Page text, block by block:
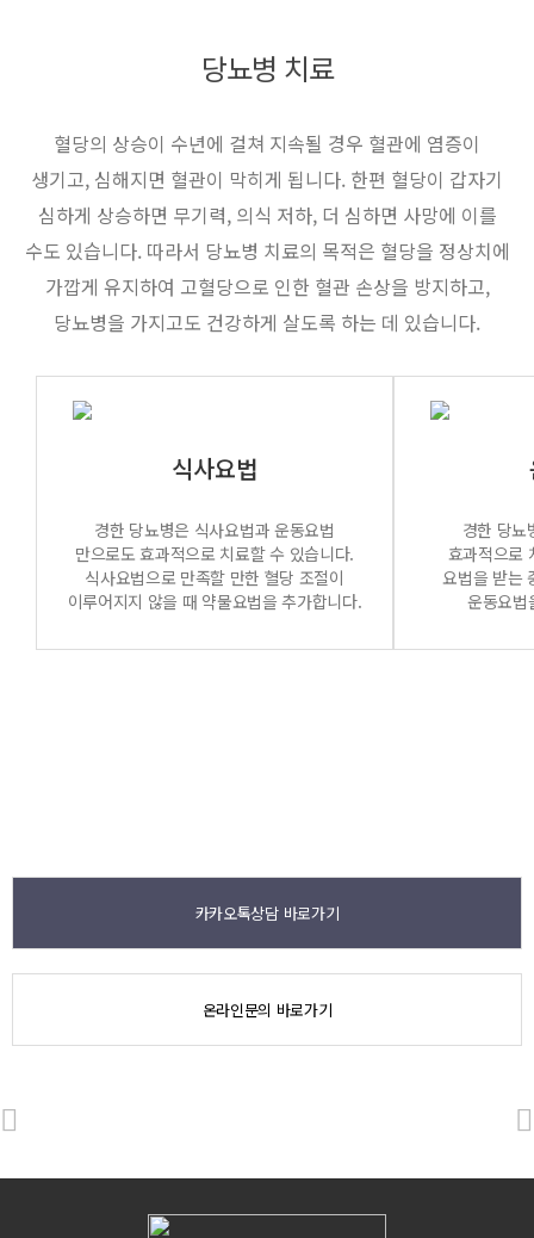
당뇨병 치료
혈당의 상승이 수년에 걸쳐 지속될 경우 혈관에 염증이
생기고, 심해지면 혈관이 막히게 됩니다. 한편 혈당이 갑자기
심하게 상승하면 무기력, 의식 저하, 더 심하면 사망에 이를
수도 있습니다. 따라서 당뇨병 치료의 목적은 혈당을 정상치에
가깝게 유지하여 고혈당으로 인한 혈관 손상을 방지하고,
당뇨병을 가지고도 건강하게 살도록 하는 데 있습니다.
식사요법
경한 당뇨병은 식사요법과 운동요법
만으로도 효과적으로 치료할 수 있습니다.
식사요법으로 만족할 만한 혈당 조절이
이루어지지 않을 때 약물요법을 추가합니다.
경한 당뇨
효과적으로
요법을 받는
운동요법
카카오톡상담 바로가기
온라인문의 바로가기